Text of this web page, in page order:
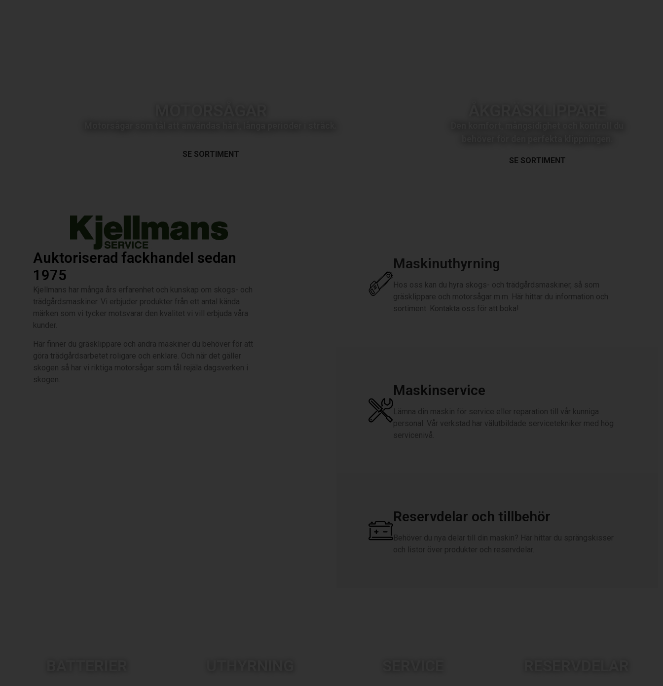
SE SORTIMENT
SE SORTIMENT
Auktoriserad fackhandel sedan
1975
Kjellmans har många års erfarenhet och kunskap om skogs- och
trädgårdsmaskiner. Vi erbjuder produkter från ett antal kända
märken som vi tycker motsvarar den kvalitet vi vill erbjuda våra
kunder.
Här finner du gräsklippare och andra maskiner du behöver för att
göra trädgårdsarbetet roligare och enklare. Och när det gäller
skogen så har vi riktiga motorsågar som tål rejäla dagsverken i
skogen.
Maskinuthyrning
Hos oss kan du hyra skogs- och trädgårdsmaskiner, så som
gräsklippare och motorsågar m.m. Här hittar du information och
sortiment. Kontakta oss för att boka!
Maskinservice
Lämna din maskin för service eller reparation till vår kunniga
personal. Vår verkstad har välutbildade servicetekniker med hög
servicenivå.
Reservdelar och tillbehör
Behöver du nya delar till din maskin? Här hittar du sprängskisser
och listor över produkter och reservdelar.